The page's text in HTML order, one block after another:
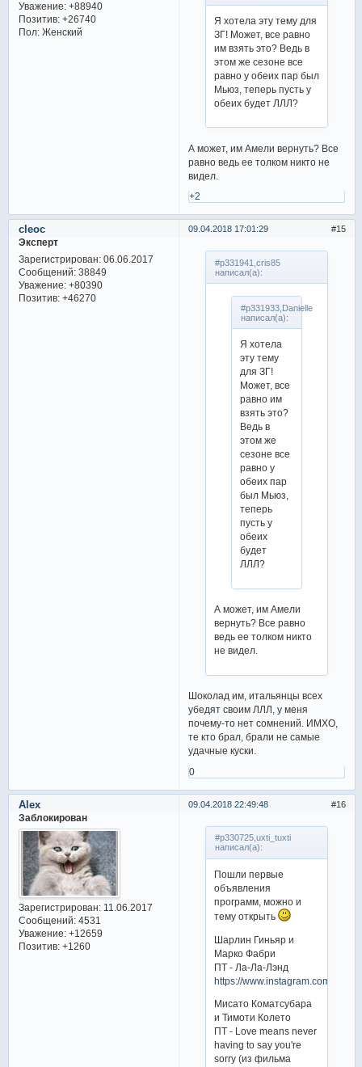
Уважение: +88940
Позитив: +26740
Пол:Женский
Я хотела эту тему для
ЗГ! Может, все равно
им взять это? Ведь в
этом же сезоне все
равно у обеих пар был
Мьюз, теперь пусть у
обеих будет ЛЛЛ?
А может, им Амели вернуть? Все
равно ведь ее толком никто не
видел.
+2
15
09.04.2018 17:01:29
cleoc
Эксперт
Зарегистрирован: 06.06.2017
Сообщений:38849
Уважение: +80390
Позитив: +46270
#p331941,cris85
написал(а):
#p331933,Danielle
написал(а):
Я хотела
эту тему
для ЗГ!
Может, все
равно им
взять это?
Ведь в
этом же
сезоне все
равно у
обеих пар
был Мьюз,
теперь
пусть у
обеих
будет
ЛЛЛ?
А может, им Амели
вернуть? Все равно
ведь ее толком никто
не видел.
Шоколад им, итальянцы всех
убедят своим ЛЛЛ, у меня
почему-то нет сомнений. ИМХО,
те кто брал, брали не самые
удачные куски.
0
16
09.04.2018 22:49:48
Alex
Заблокирован
Зарегистрирован: 11.06.2017
Сообщений:4531
Уважение: +12659
Позитив: +1260
#p330725,uxti_tuxti
написал(а):
Пошли первые
объявления
программ, можно и
тему открыть
Шарлин Гиньяр и
Марко Фабри
ПТ - Ла-Ла-Лэнд
https://www.instagram.com/p/
Мисато Коматсубара
и Тимоти Колето
ПТ - Love means never
having to say you're
sorry (из фильма